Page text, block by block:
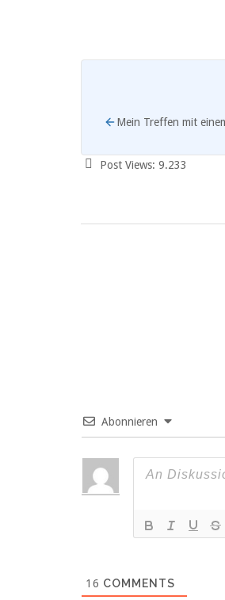
Mein Treffen mit
Post Views: 9.233
Abonnieren
16 COMMENTS